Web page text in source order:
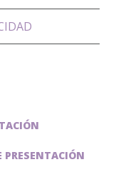
PRESENTACIÓN